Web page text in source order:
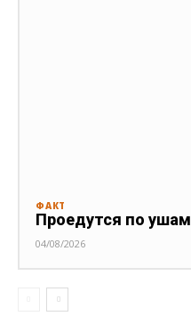
ФАКТ
Проедутся по ушам
04/08/2026